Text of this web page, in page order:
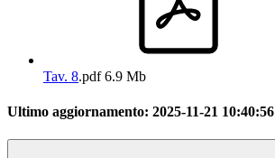
Tav. 8.pdf6.9 Mb
Ultimo aggiornamento: 2025-11-21 10:40:56